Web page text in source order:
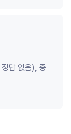
답 없음), 중